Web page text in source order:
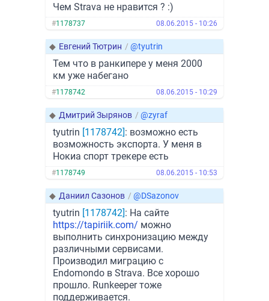
Чем Strava не нравится ? :)
#1178737 08.06.2015 - 10:26
◆ Евгений Тютрин / @tyutrin
Тем что в ранкипере у меня 2000
км уже набегано
#1178742 08.06.2015 - 10:29
◆ Дмитрий Зырянов / @zyraf
tyutrin [1178742]: возможно есть
возможность экспорта. У меня в
Нокиа спорт трекере есть
#1178749 08.06.2015 - 10:53
◆ Даниил Cазонов / @DSazonov
tyutrin [1178742]: На сайте
https://tapiriik.com/ можно
выполнить синхронизацию между
различными сервисами.
Производил миграцию с
Endomondo в Strava. Все хорошо
прошло. Runkeeper тоже
поддерживается.